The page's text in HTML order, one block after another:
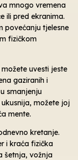
mnogo vremena
ili pred ekranima.
povećanju tjelesne
fizičkom
uvesti jeste
gaziranih i
smanjenju
možete joj
mente.
kretanje.
i kraća fizička
šetnja, vožnja